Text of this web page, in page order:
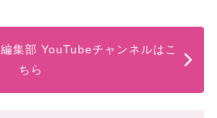
集部 YouTubeチャンネルはこ
ちら